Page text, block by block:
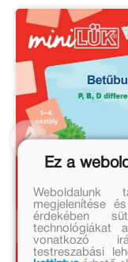
Ez a
Weboldalunk
megjelenítése
érdekében
technológiákat
vonatkozó
testreszabási